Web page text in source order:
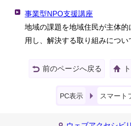
事業型NPO支援講座
地域の課題を地域住民が主体的
用し、解決する取り組みについ
前のページへ戻る
PC表示 スマート